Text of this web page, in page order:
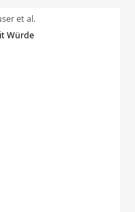
et al.
Würde